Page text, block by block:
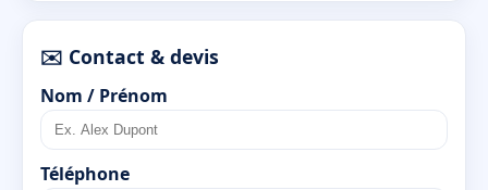
✉️ Contact & devis
Nom / Prénom
Téléphone